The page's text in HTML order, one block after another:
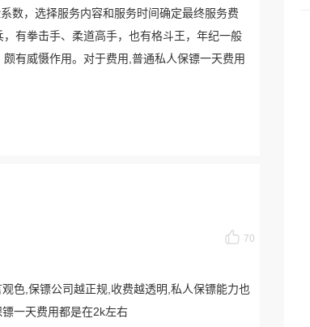
数，选择服务内容和服务时间确定最终服务费
有拳击手、柔道高手，也有格斗王，年纪一般
有威慑作用。对于费用,普通私人保镖一天费用
70
色,保镖公司越正规,收费越透明,私人保镖能力也
一天费用都是在2k左右